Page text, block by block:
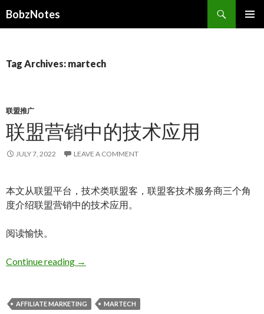
BobzNotes
Tag Archives: martech
联盟推广
联盟营销中的技术应用
JULY 7, 2022 LEAVE A COMMENT
本文从联盟平台，技术类联盟客，联盟客技术服务商三个角
度介绍联盟营销中的技术应用。
阅读愉快。
Continue reading 联盟营销中的技术应用
→
AFFILIATE MARKETING MARTECH